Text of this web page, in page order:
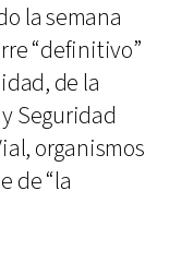
la semana
“definitivo”
de la
Seguridad
organismos
de “la